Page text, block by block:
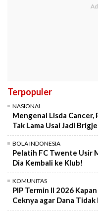
Terpopuler
NASIONAL
Mengenal Lisda
Tak Lama Usai Jadi
BOLA INDONESIA
Pelatih FC Twente Usir
Dia Kembali ke Klub!
KOMUNITAS
PIP Termin II 2026
Ceknya agar Dana Tidak